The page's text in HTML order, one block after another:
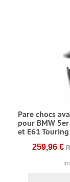
Pare chocs
pour BMW
et E61
259,96 €